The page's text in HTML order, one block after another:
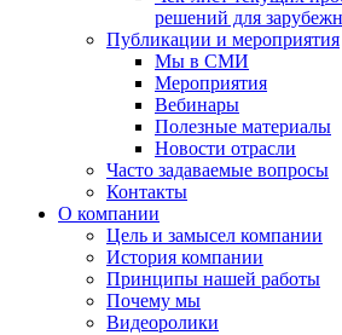
решений для
Публикации и мероприятия
Мы в СМИ
Мероприятия
Вебинары
Полезные материалы
Новости отрасли
Часто задаваемые вопросы
Контакты
О компании
Цель и замысел компании
История компании
Принципы нашей работы
Почему мы
Видеоролики